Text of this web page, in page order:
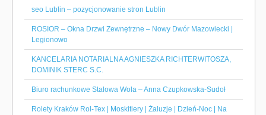
seo Lublin – pozycjonowanie stron Lublin
ROSIOR – Okna Drzwi Zewnętrzne – Nowy Dwór Mazowiecki |
Legionowo
KANCELARIA NOTARIALNA AGNIESZKA RICHTERWITOSZA,
DOMINIK STERC S.C.
Biuro rachunkowe Stalowa Wola – Anna Czupkowska-Sudoł
Rolety Kraków Rol-Tex | Moskitiery | Żaluzje | Dzień-Noc | Na